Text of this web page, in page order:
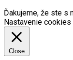
Ďakujeme, že ste s
Nastavenie cookies
Close